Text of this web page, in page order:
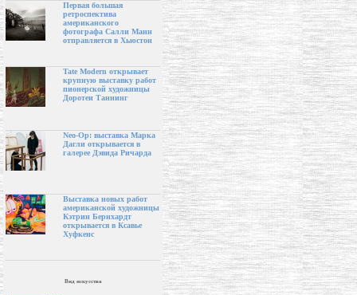
Первая большая
ретроспектива
американского
фотографа Салли Манн
отправляется в Хьюстон
Tate Modern открывает
крупную выставку работ
пионерской художницы
Доротеи Таннинг
Neo-Op: выставка Марка
Дагли открывается в
галерее Дэвида Ричарда
Выставка новых работ
американской художницы
Кэтрин Бернхардт
открывается в Ксавье
Хуфкенс
Вид искусства